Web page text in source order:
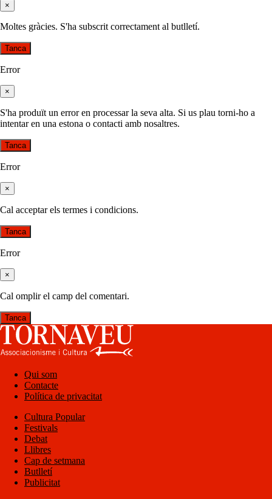
×
Moltes gràcies. S'ha subscrit correctament al butlletí.
Tanca
Error
×
S'ha produït un error en processar la seva alta. Si us plau torni-ho a
intentar en una estona o contacti amb nosaltres.
Tanca
Error
×
Cal acceptar els termes i condicions.
Tanca
Error
×
Cal omplir el camp del comentari.
Tanca
Qui som
Contacte
Política de privacitat
Cultura Popular
Festivals
Debat
Llibres
Cap de setmana
Butlletí
Publicitat